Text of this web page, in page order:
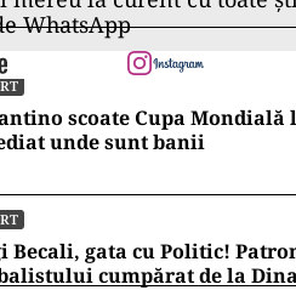
WhatsApp
scoate Cupa
unde sunt banii
Becali, gata cu Politic!
cumpărat de la